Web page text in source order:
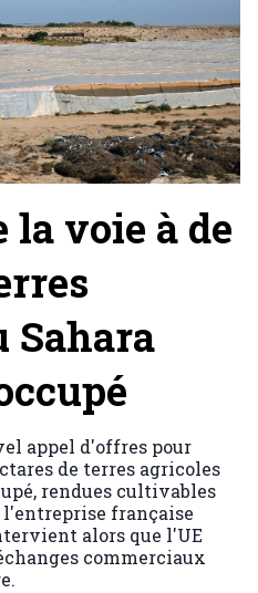
la voie à de
Sahara
appel d'offres pour
de terres agricoles
rendues cultivables
française
alors que l'UE
commerciaux